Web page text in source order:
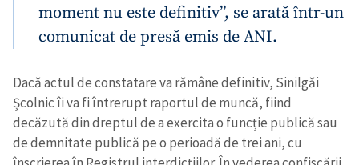
moment nu este definitiv”, se arată într-un
comunicat de presă emis de ANI.
Dacă actul de constatare va rămâne definitiv, Sinilgăi
Școlnic îi va fi întrerupt raportul de muncă, fiind
decăzută din dreptul de a exercita o funcție publică sau
de demnitate publică pe o perioadă de trei ani, cu